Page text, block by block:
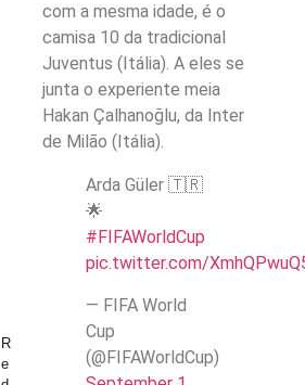
R
e
com a mesma idade, é o
camisa 10 da tradicional
Juventus (Itália). A eles se
junta o experiente meia
Hakan Çalhanoğlu, da Inter
de Milão (Itália).
Arda Güler 🇹🇷
🌟
#FIFAWorldCup
pic.twitter.com/
— FIFA World
Cup
(@FIFAWorldCup)